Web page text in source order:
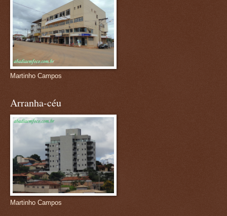
Martinho Campos
Arranha-céu
Martinho Campos